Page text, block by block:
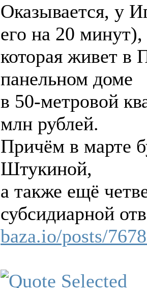
Оказывается, у
его на 20 минут),
которая живет
панельном доме
в 50-метровой
млн рублей.
Причём в марте
Штукиной,
а также ещё
субсидиарной
baza.io/posts/